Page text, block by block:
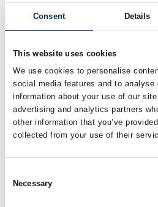
Consent Details
This website uses cookies
We use cookies to personalise
social media features and to
information about your use of our
advertising and analytics partners
other information that you’ve
collected from your use of their
Selection
Necessary